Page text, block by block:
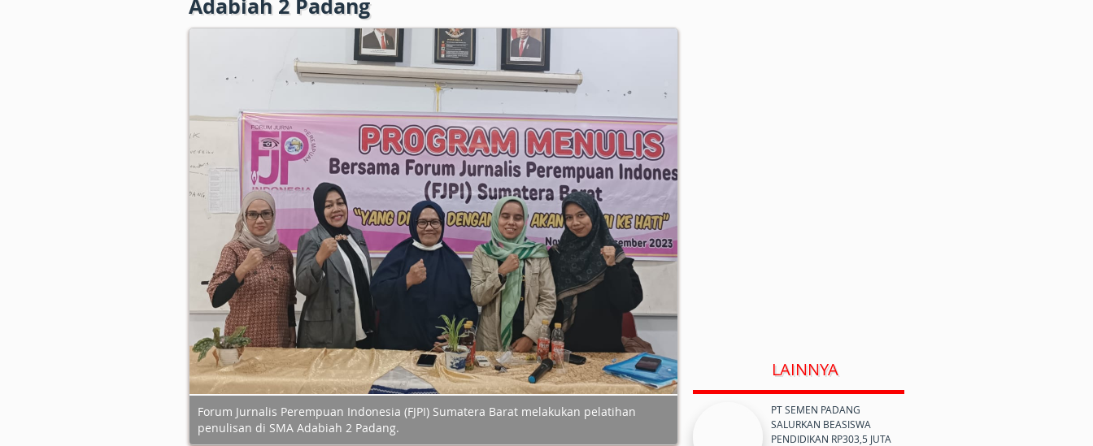
Adabiah 2 Padang
Forum Jurnalis Perempuan Indonesia (FJPI) Sumatera Barat melakukan pelatihan
penulisan di SMA Adabiah 2 Padang.
LAINNYA
PT SEMEN PADANG
SALURKAN BEASISWA
PENDIDIKAN RP303,5 JUTA